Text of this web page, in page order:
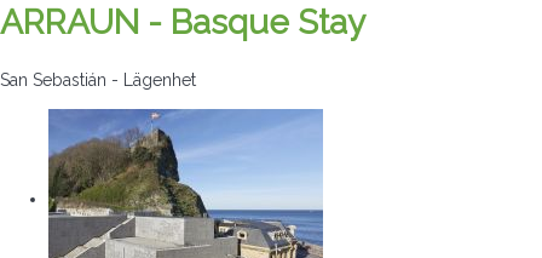
ARRAUN - Basque Stay
San Sebastián - Lägenhet